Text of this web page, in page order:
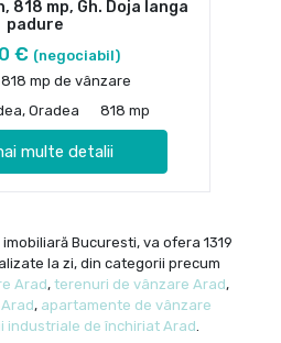
818 mp, Gh. Doja langa
padure
€ (negociabil)
mp de vânzare
Oradea
818 mp
multe detalii
imobiliară Bucuresti, va ofera 1319
la zi, din categorii precum
Arad, terenuri de vânzare Arad,
, apartamente de vânzare
industriale de închiriat Arad